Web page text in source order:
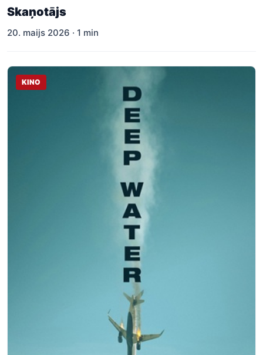
Skaņotājs
20. maijs 2026 · 1 min
KINO